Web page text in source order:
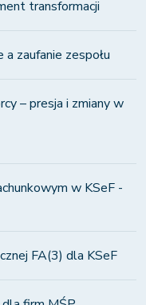
transformacji
zaufanie zespołu
– presja i zmiany w
w KSeF -
FA(3) dla KSeF